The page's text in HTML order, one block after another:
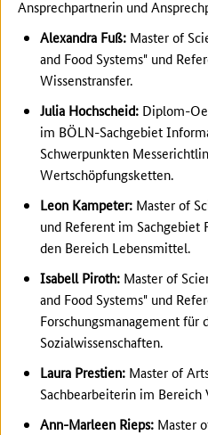
Ansprechpartnerin und
Alexandra Fuß: Master of
and Food Systems" und
Wissenstransfer.
Julia Hochscheid: Diplom-
im BÖLN-Sachgebiet
Schwerpunkten
Wertschöpfungsketten.
Leon Kampeter: Master of
und Referent im Sachgebiet
den Bereich Lebensmittel.
Isabell Piroth: Master of
and Food Systems" und
Forschungsmanagement
Sozialwissenschaften.
Laura Prestien: Master of
Sachbearbeiterin im Bereich
Ann-Marleen Rieps: Master